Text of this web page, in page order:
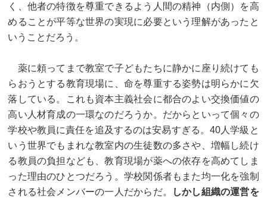
く、他者の特徴を尊重できるよう人間の精神（内側）を高
めることが平等な世界の実現に必要という理解があったと
いうことだろう。
薬に頼ってまで教室で子どもたちに静かに座り続けても
らおうとする教育現場に、命を尊重する姿勢は明らかに欠
落している。これも資本主義社会に都合のよい交換価値の
高い人材育成の一環なのだろうか。だからといって個々の
学校や教員に責任を追及するのは安易すぎる。40人学級と
いう世界でもまれな教室内の生徒数の多さや、増幅し続け
る教員の負担なども、教育現場が薬への依存を高めてしま
った理由のひとつだろう。学校関係者もまた均一化を強制
される社会メンバーの一人だからだ。
しかし組織の運営を